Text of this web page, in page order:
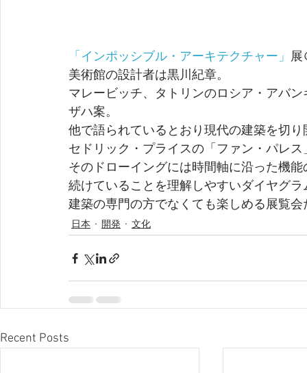
「インポッシブル・アーキテクチャー」 展
美術館の設計者は黒川紀章。
マレービッチ、タトリンのロシア・アバ
ザハ案。
他で語られているとおり現代の建築を切
セドリック・プライスの「ファン・パレ
そのドローイングには時間軸に沿った機
続けていることを理解しやすいダイヤグ
建築の専門の方でなくても楽しめる展覧
日本 開発 文化
Recent Posts